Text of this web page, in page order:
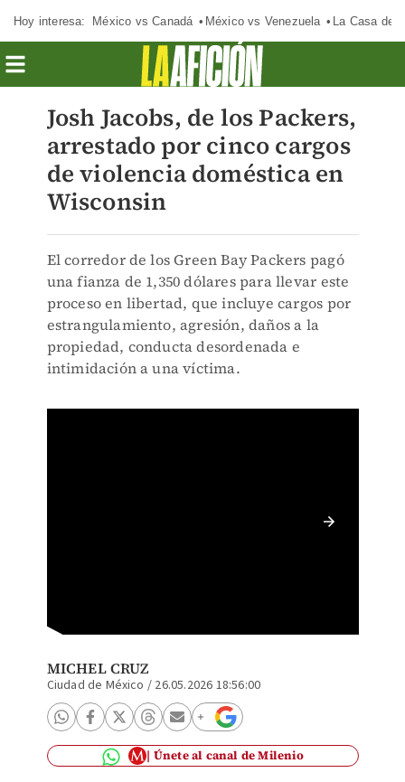
Hoy interesa: México vs Canadá México vs Venezuela La Casa de
Josh Jacobs, de los Packers,
arrestado por cinco cargos
de violencia doméstica en
Wisconsin
El corredor de los Green Bay Packers pagó
una fianza de 1,350 dólares para llevar este
proceso en libertad, que incluye cargos por
estrangulamiento, agresión, daños a la
propiedad, conducta desordenada e
intimidación a una víctima.
MICHEL CRUZ
Ciudad de México / 26.05.2026 18:56:00
Únete al canal de Milenio